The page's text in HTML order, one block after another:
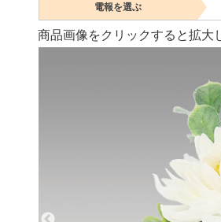
電報を選ぶ
商品画像をクリックすると拡大